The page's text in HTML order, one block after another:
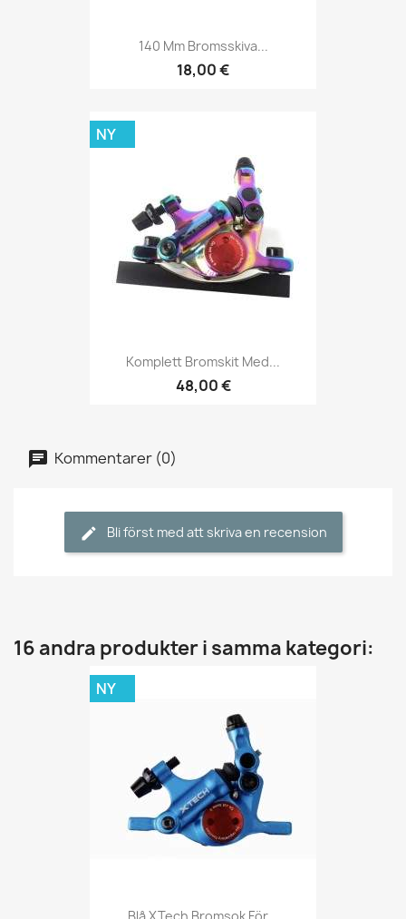
140 Mm Bromsskiva...
18,00 €
Komplett Bromskit Med...
48,00 €
NY
Kommentarer (0)
Bli först med att skriva en recension
16 andra produkter i samma kategori:
NY